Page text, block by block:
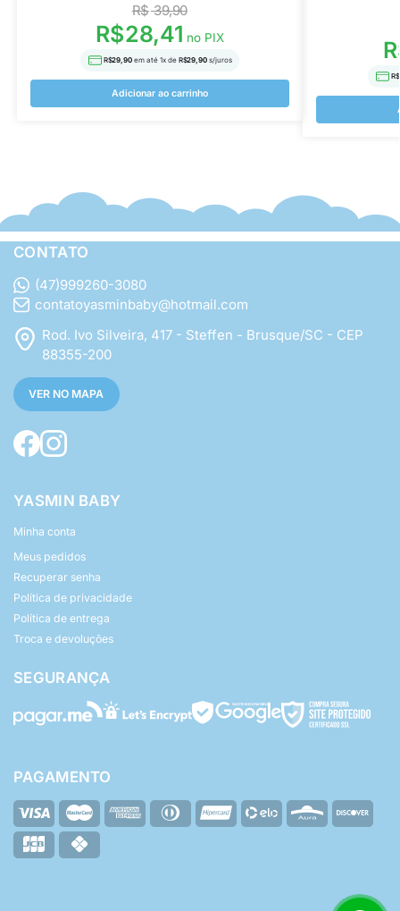
R$39,90
R$28,41 no PIX
R$29,90 em até 1x de R$29,90s/juros
Adicionar ao carrinho
R$
CONTATO
(47)999260-3080
contatoyasminbaby@hotmail.com
Rod. Ivo Silveira, 417 - Steffen - Brusque/SC - CEP
88355-200
VER NO MAPA
YASMIN BABY
Minha conta
Meus pedidos
Recuperar senha
Política de privacidade
Política de entrega
Troca e devoluções
SEGURANÇA
PAGAMENTO